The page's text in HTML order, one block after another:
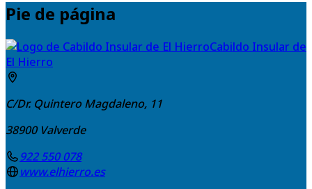
Pie de página
Cabildo Insular de
El Hierro
C/Dr. Quintero Magdaleno, 11
38900 Valverde
922 550 078
www.elhierro.es